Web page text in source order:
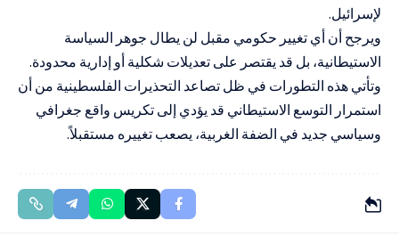
لإسرائيل.
ويرجح أن أي تغيير حكومي مقبل لن يطال جوهر السياسة
الاستيطانية، بل قد يقتصر على تعديلات شكلية أو إدارية محدودة.
وتأتي هذه التطورات في ظل تصاعد التحذيرات الفلسطينية من أن
استمرار التوسع الاستيطاني قد يؤدي إلى تكريس واقع جغرافي
وسياسي جديد في الضفة الغربية، يصعب تغييره مستقبلاً.